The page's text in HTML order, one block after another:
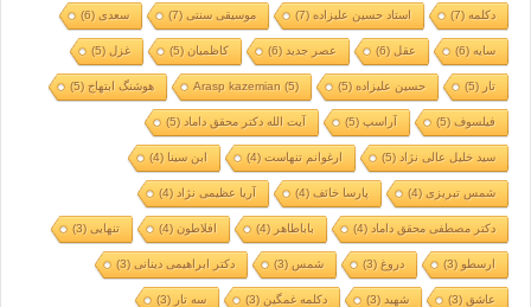
دکلمه(7) استاد حسین علیزاده(7) موسیقی سنتی(7) سعدی(6)
سایه(6) عقل (6) عصر جدید (6) کاظمیان(5) غزل (5)
تار (5) حسین علیزاده(5)
Arasp kazemian (5) هوشنگ ابتهاج(5)
فیلسوف(5) آراسپ(5) آیت الله دکتر محقق داماد (5)
سید خلیل عالی نژاد (5) ارغوانم تنهاست(4) ابن سینا (4)
شمس تبریزی(4) پارسا خائف(4) آریا عظیمی نژاد (4)
دکتر مصطفی محقق داماد (4) باباطاهر (4) افلاطون(4) تنهایی(3)
ارسطو (3) دروغ (3) شمس (3) دکتر ابراهیمی دینانی(3)
عاشق (3) شهید (3) دکلمه غمگین (3) سه تار (3)